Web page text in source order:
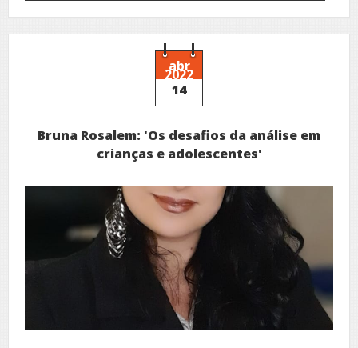
abr
2022
14
Bruna Rosalem: 'Os desafios da análise em
crianças e adolescentes'